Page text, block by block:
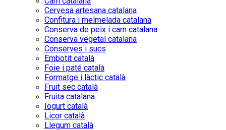
Cervesa artesana catalana
Confitura i melmelada catalana
Conserva de peix i carn catalana
Conserva vegetal catalana
Conserves i sucs
Embotit català
Foie i paté català
Formatge i làctic català
Fruit sec català
Fruita catalana
Iogurt català
Licor català
Llegum català